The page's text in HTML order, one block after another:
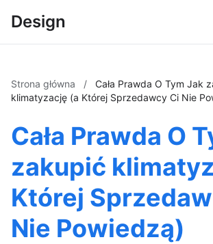
Design
Strona główna /
Cała Prawda O Tym Jak
klimatyzację (a Której Sprzedawcy Ci Nie
Cała Prawda O
zakupić
Której
Nie Powiedzą)